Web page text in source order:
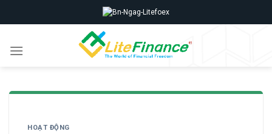
to
HOẠT ĐỘNG